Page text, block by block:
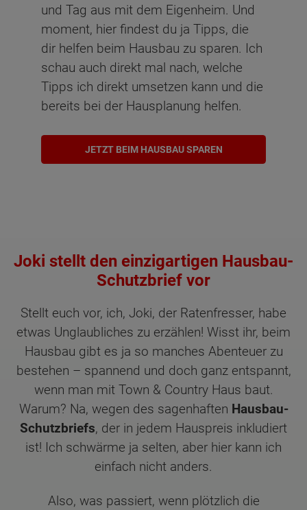
und Tag aus mit dem Eigenheim. Und
moment, hier findest du ja Tipps, die
dir helfen beim Hausbau zu sparen. Ich
schau auch direkt mal nach, welche
Tipps ich direkt umsetzen kann und die
bereits bei der Hausplanung helfen.
JETZT BEIM HAUSBAU SPAREN
Joki stellt den einzigartigen Hausbau-
Schutzbrief vor
Stellt euch vor, ich, Joki, der Ratenfresser, habe
etwas Unglaubliches zu erzählen! Wisst ihr, beim
Hausbau gibt es ja so manches Abenteuer zu
bestehen – spannend und doch ganz entspannt,
wenn man mit Town & Country Haus baut.
Warum? Na, wegen des sagenhaften Hausbau-
Schutzbriefs, der in jedem Hauspreis inkludiert
ist! Ich schwärme ja selten, aber hier kann ich
einfach nicht anders.
Also, was passiert, wenn plötzlich die